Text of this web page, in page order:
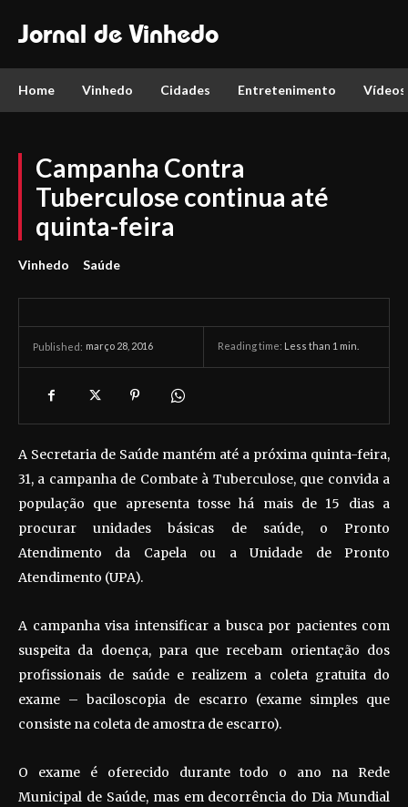
Jornal de Vinhedo
Home Vinhedo Cidades Entretenimento Vídeos
Campanha Contra
Tuberculose continua até
quinta-feira
Vinhedo Saúde
Published: março 28, 2016 Reading time: Less than 1 min.
A Secretaria de Saúde mantém até a próxima quinta-feira,
31, a campanha de Combate à Tuberculose, que convida a
população que apresenta tosse há mais de 15 dias a
procurar unidades básicas de saúde, o Pronto
Atendimento da Capela ou a Unidade de Pronto
Atendimento (UPA).
A campanha visa intensificar a busca por pacientes com
suspeita da doença, para que recebam orientação dos
profissionais de saúde e realizem a coleta gratuita do
exame – baciloscopia de escarro (exame simples que
consiste na coleta de amostra de escarro).
O exame é oferecido durante todo o ano na Rede
Municipal de Saúde, mas em decorrência do Dia Mundial